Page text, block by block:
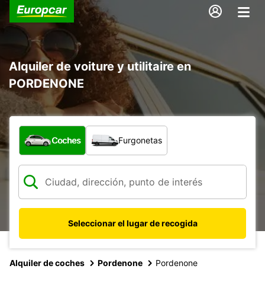
Alquiler de voiture y utilitaire en
PORDENONE
¿Qué tipo de vehículo?
Coches Furgonetas
Seleccionar el lugar de recogida
Alquiler de coches Pordenone Pordenone